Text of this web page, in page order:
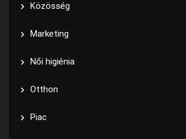
Közösség
Marketing
Női higiénia
Otthon
Piac